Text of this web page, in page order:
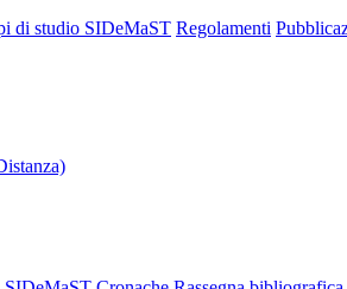
di studio SIDeMaST Regolamenti